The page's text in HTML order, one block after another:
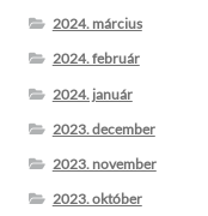
2024. március
2024. február
2024. január
2023. december
2023. november
2023. október